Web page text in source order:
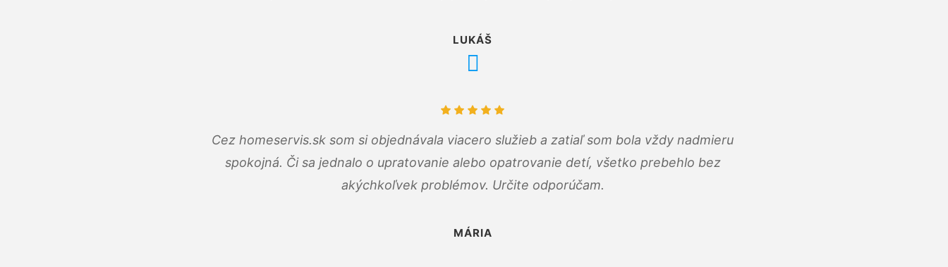
LUKÁŠ
Cez homeservis.sk som si objednávala viacero služieb a zatiaľ som bola vždy nadmieru
spokojná. Či sa jednalo o upratovanie alebo opatrovanie detí, všetko prebehlo bez
akýchkoľvek problémov. Určite odporúčam.
MÁRIA